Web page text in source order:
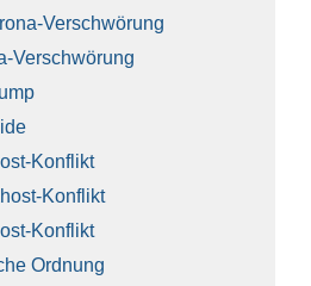
Ver­schwö­rung
Ver­schwö­rung
Kon­flikt
Kon­flikt
Kon­flikt
Ord­nung